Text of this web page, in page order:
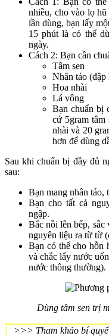
nhiều, cho vào lọ
lần dùng, bạn lấy
15 phút là có thể
ngày.
Cách 2: Bạn cần
Tâm sen
Nhân táo (đập
Hoa nhài
Lá vông
Bạn chuẩn bị
cứ 5gram tâm
nhài và 20
hơn để dùng
Sau khi chuẩn bị đầy đủ
sau:
Bạn mang nhân táo,
Bạn cho tất cả
ngập.
Bắc nồi lên bếp, sắc
nguyên liệu ra từ từ
Bạn có thể cho hỗn
và chắc lấy nước
nước thông thường).
Dùng tâm sen trị
>>> Tham khảo bí